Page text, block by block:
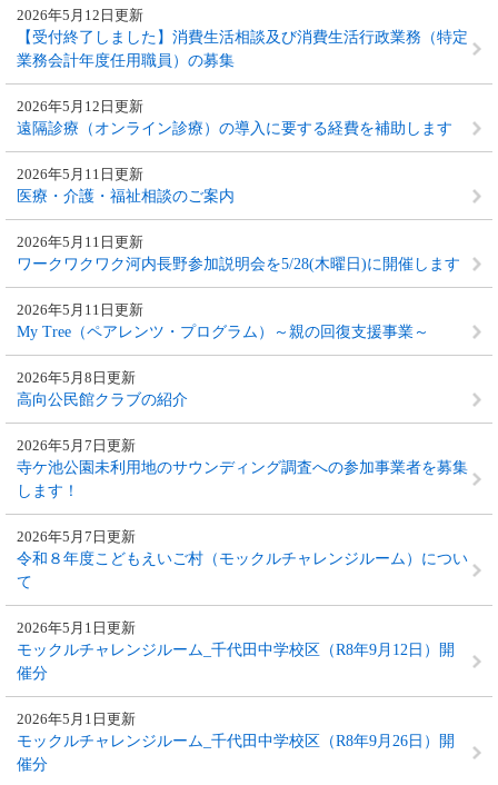
【受付終了しました】消費生活相談及び消費生活行政業務（特定
業務会計年度任用職員）の募集
2026年5月12日更新
遠隔診療（オンライン診療）の導入に要する経費を補助します
2026年5月12日更新
医療・介護・福祉相談のご案内
2026年5月11日更新
ワークワクワク河内長野参加説明会を5/28(木曜日)に開催します
2026年5月11日更新
My Tree（ペアレンツ・プログラム）～親の回復支援事業～
2026年5月11日更新
高向公民館クラブの紹介
2026年5月8日更新
寺ケ池公園未利用地のサウンディング調査への参加事業者を募集
します！
2026年5月7日更新
令和８年度こどもえいご村（モックルチャレンジルーム）につい
て
2026年5月7日更新
モックルチャレンジルーム_千代田中学校区（R8年9月12日）開
催分
2026年5月1日更新
モックルチャレンジルーム_千代田中学校区（R8年9月26日）開
催分
2026年5月1日更新